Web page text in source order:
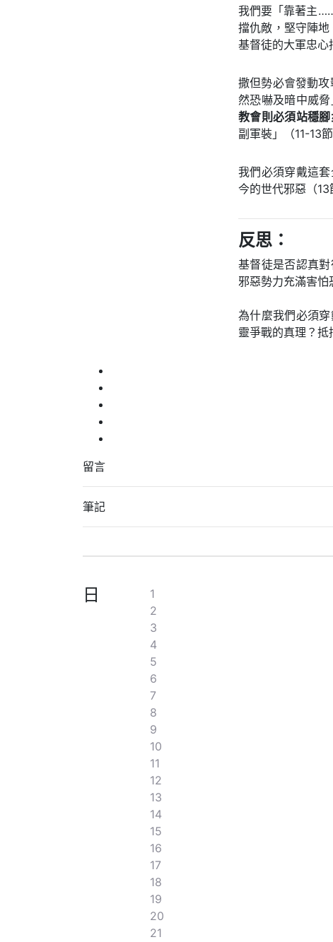
我們要「靠著主
擋仇敵，堅守陣
基督徒的大軍忠心
撒但勢必會發動
然恐嚇及暗中威
教會則必須站穩
副軍裝」（11-13
我們必須穿戴這
今的世代邪惡（
反思：
基督徒是否認真
邪惡勢力充滿害怕
為什麼我們必須
靈爭戰的真理？抵
留言
筆記
日
1
2
3
4
5
6
7
8
9
10
11
12
13
14
15
16
17
18
19
20
21